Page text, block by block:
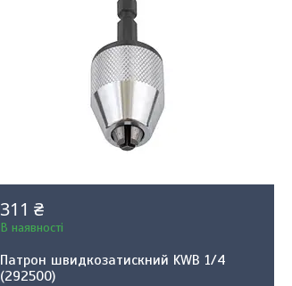
311 ₴
В наявності
Патрон швидкозатискний KWB 1/4
(292500)